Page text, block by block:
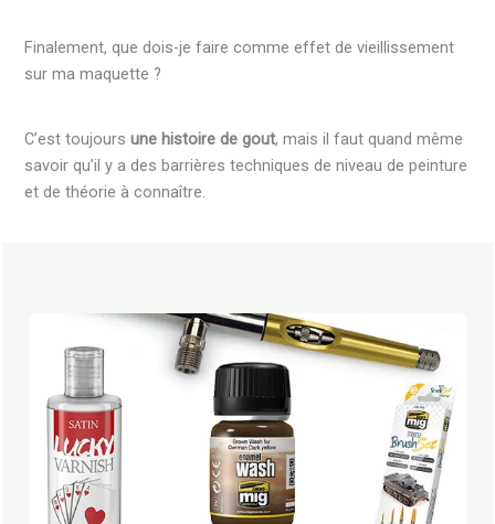
Finalement, que dois-je faire comme effet de vieillissement
sur ma maquette ?
C’est toujours une histoire de gout, mais il faut quand même
savoir qu’il y a des barrières techniques de niveau de peinture
et de théorie à connaître.